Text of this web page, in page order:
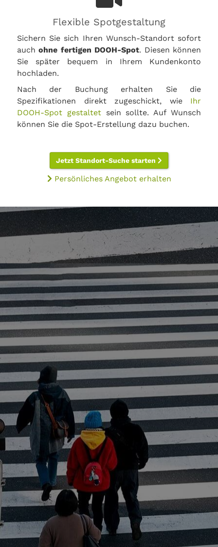
Flexible Spotgestaltung
Sichern Sie sich Ihren Wunsch-Standort sofort
auchohne fertigen DOOH-Spot. Diesen können
Sie später bequem in Ihrem Kundenkonto
hochladen.
Nach der Buchung erhalten Sie die
Spezifikationen direkt zugeschickt, wie Ihr
DOOH-Spot gestaltetsein sollte. Auf Wunsch
können Sie die Spot-Erstellung dazu buchen.
Jetzt Standort-Suche starten
Persönliches Angebot erhalten